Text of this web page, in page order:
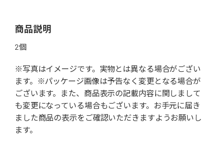
商品説明
2個
※写真はイメージです。実物とは異なる場合がござい
ます。※パッケージ画像は予告なく変更となる場合が
ございます。また、商品表示の記載内容に関しまして
も変更になっている場合もございます。お手元に届き
ました商品の表示をご確認いただきますようお願いし
ます。